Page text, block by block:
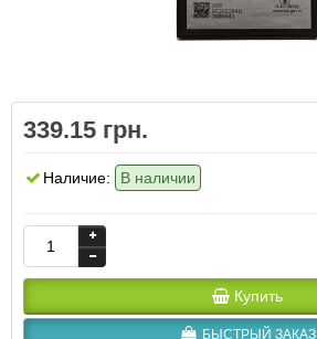
339.15 грн.
Наличие: В наличии
Купить
БЫСТРЫЙ ЗАКАЗ